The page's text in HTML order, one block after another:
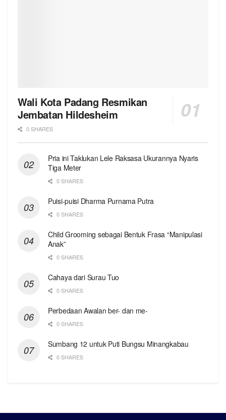
Wali Kota Padang Resmikan
Jembatan Hildesheim
0 SHARES
Pria ini Taklukan Lele Raksasa Ukurannya Nyaris
Tiga Meter
0 SHARES
Puisi-puisi Dharma Purnama Putra
0 SHARES
Child Grooming sebagai Bentuk Frasa “Manipulasi
Anak”
0 SHARES
Cahaya dari Surau Tuo
0 SHARES
Perbedaan Awalan ber- dan me-
0 SHARES
Sumbang 12 untuk Puti Bungsu Minangkabau
0 SHARES